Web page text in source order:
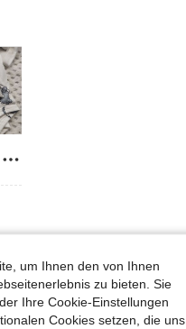
um Ihnen den von Ihnen
zu bieten. Sie
Ihre Cookie-Einstellungen
Cookies setzen, die uns